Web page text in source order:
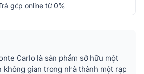
góp online từ 0%
Carlo là sản phẩm sở hữu một
gian trong nhà thành một rạp